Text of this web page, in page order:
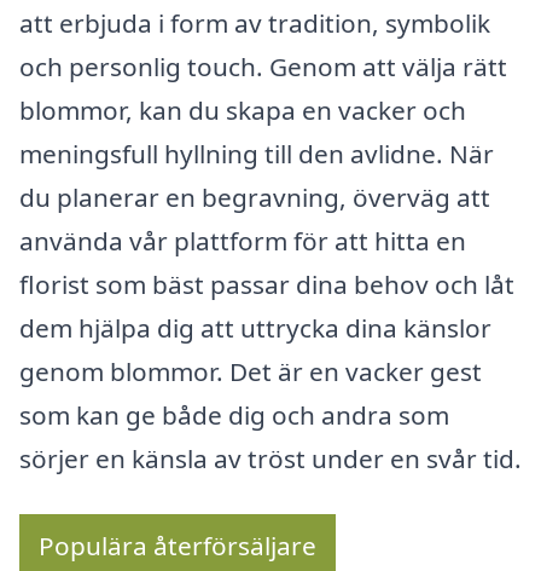
att erbjuda i form av tradition, symbolik
och personlig touch. Genom att välja rätt
blommor, kan du skapa en vacker och
meningsfull hyllning till den avlidne. När
du planerar en begravning, överväg att
använda vår plattform för att hitta en
florist som bäst passar dina behov och låt
dem hjälpa dig att uttrycka dina känslor
genom blommor. Det är en vacker gest
som kan ge både dig och andra som
sörjer en känsla av tröst under en svår tid.
Populära återförsäljare